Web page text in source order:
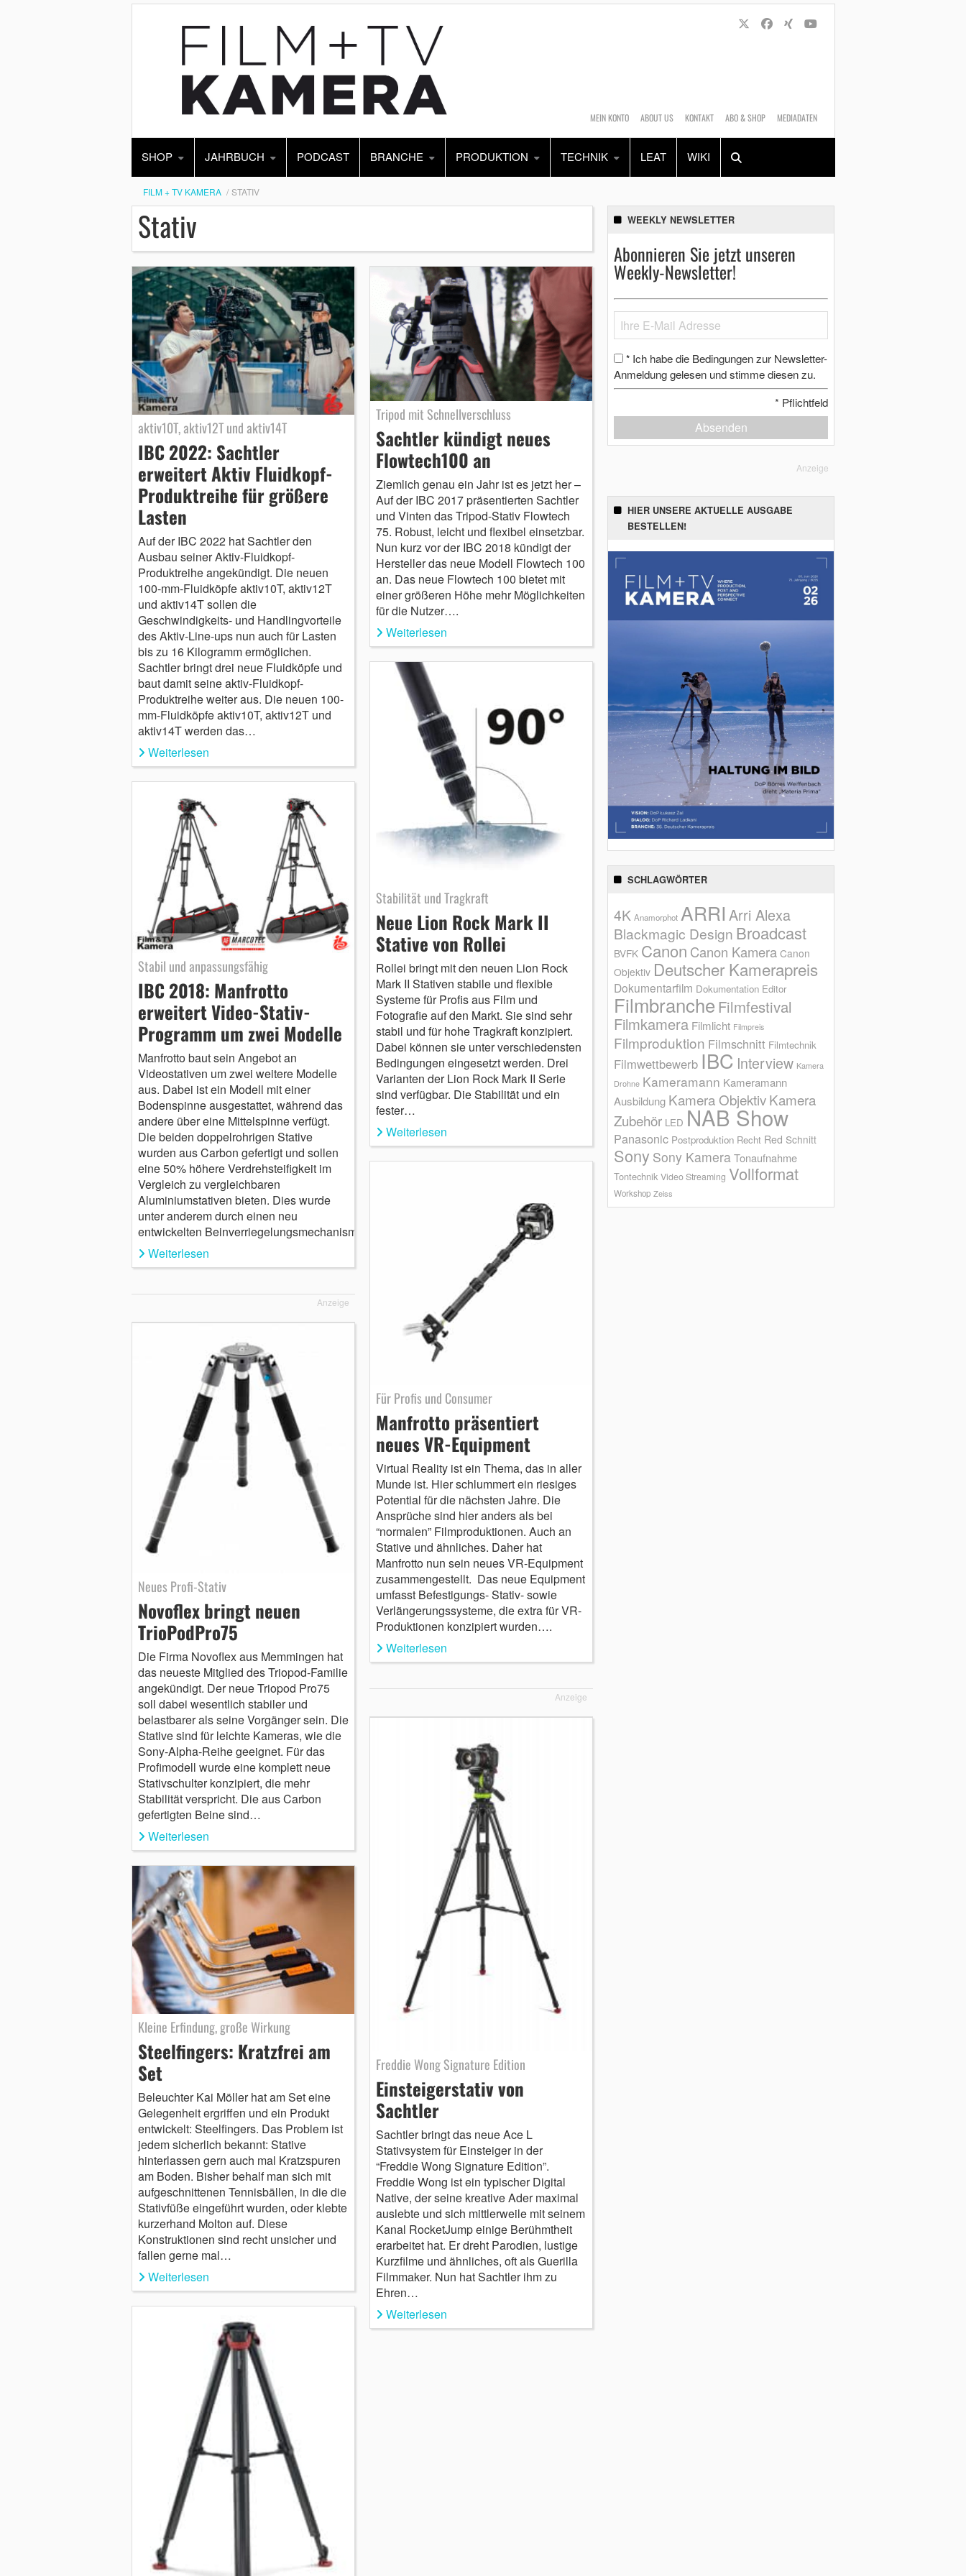
MEIN KONTO ABOUT US KONTAKT ABO & SHOP MEDIADATEN
SHOP JAHRBUCH PODCAST BRANCHE PRODUKTION TECHNIK LEAT WIKI
Alles Shop
FILM + TV KAMERA STATIV
Stativ
aktiv10T, aktiv12T und aktiv14T
IBC 2022: Sachtler
erweitert Aktiv Fluidkopf-
Produktreihe für größere
Lasten
Auf der IBC 2022 hat Sachtler den
Ausbau seiner Aktiv-Fluidkopf-
Produktreihe angekündigt. Die neuen
100-mm-Fluidköpfe aktiv10T, aktiv12T
und aktiv14T sollen die
Geschwindigkeits- und Handlingvorteile
des Aktiv-Line-ups nun auch für Lasten
bis zu 16 Kilogramm ermöglichen.
Sachtler bringt drei neue Fluidköpfe und
baut damit seine aktiv-Fluidkopf-
Produktreihe weiter aus. Die neuen 100-
mm-Fluidköpfe aktiv10T, aktiv12T und
aktiv14T werden das…
Weiterlesen
Stabil und anpassungsfähig
IBC 2018: Manfrotto
erweitert Video-Stativ-
Programm um zwei Modelle
Manfrotto baut sein Angebot an
Videostativen um zwei weitere Modelle
aus. Dabei ist ein Modell mit einer
Bodenspinne ausgestattet, während das
andere über eine Mittelspinne verfügt.
Die beiden doppelrohrigen Stative
wurden aus Carbon gefertigt und sollen
eine 50% höhere Verdrehsteifigkeit im
Vergleich zu vergleichbaren
Aluminiumstativen bieten. Dies wurde
unter anderem durch einen neu
entwickelten Beinverriegelungsmechanismus…
Weiterlesen
Tripod mit Schnellverschluss
Sachtler kündigt neues
Flowtech100 an
Ziemlich genau ein Jahr ist es jetzt her –
Auf der IBC 2017 präsentierten Sachtler
und Vinten das Tripod-Stativ Flowtech
75. Robust, leicht und flexibel einsetzbar.
Nun kurz vor der IBC 2018 kündigt der
Hersteller das neue Modell Flowtech 100
an. Das neue Flowtech 100 bietet mit
einer größeren Höhe mehr Möglichkeiten
für die Nutzer….
Weiterlesen
Anzeige
Stabilität und Tragkraft
Neue Lion Rock Mark II
Stative von Rollei
Rollei bringt mit den neuen Lion Rock
Mark II Stativen stabile und flexible
Systeme für Profis aus Film und
Fotografie auf den Markt. Sie sind sehr
stabil und für hohe Tragkraft konzipiert.
Dabei können sie unter verschiedensten
Bedingungen eingesetzt werden. Drei
Varianten der Lion Rock Mark II Serie
sind verfügbar. Die Stabilität und ein
fester…
Weiterlesen
Neues Profi-Stativ
Novoflex bringt neuen
TrioPodPro75
Die Firma Novoflex aus Memmingen hat
das neueste Mitglied des Triopod-Familie
angekündigt. Der neue Triopod Pro75
soll dabei wesentlich stabiler und
belastbarer als seine Vorgänger sein. Die
Stative sind für leichte Kameras, wie die
Sony-Alpha-Reihe geeignet. Für das
Profimodell wurde eine komplett neue
Stativschulter konzipiert, die mehr
Stabilität verspricht. Die aus Carbon
gefertigten Beine sind…
Weiterlesen
Für Profis und Consumer
Manfrotto präsentiert
neues VR-Equipment
Virtual Reality ist ein Thema, das in aller
Munde ist. Hier schlummert ein riesiges
Potential für die nächsten Jahre. Die
Ansprüche sind hier anders als bei
“normalen” Filmproduktionen. Auch an
Stative und ähnliches. Daher hat
Manfrotto nun sein neues VR-Equipment
zusammengestellt. Das neue Equipment
umfasst Befestigungs- Stativ- sowie
Verlängerungssysteme, die extra für VR-
Produktionen konzipiert wurden….
Weiterlesen
Kleine Erfindung, große Wirkung
Steelfingers: Kratzfrei am
Set
Beleuchter Kai Möller hat am Set eine
Gelegenheit ergriffen und ein Produkt
entwickelt: Steelfingers. Das Problem ist
jedem sicherlich bekannt: Stative
hinterlassen gern auch mal Kratzspuren
am Boden. Bisher behalf man sich mit
aufgeschnittenen Tennisbällen, in die die
Stativfüße eingeführt wurden, oder klebte
kurzerhand Molton auf. Diese
Konstruktionen sind recht unsicher und
fallen gerne mal…
Weiterlesen
Anzeige
Freddie Wong Signature Edition
Einsteigerstativ von
Sachtler
Sachtler bringt das neue Ace L
Stativsystem für Einsteiger in der
“Freddie Wong Signature Edition”.
Freddie Wong ist ein typischer Digital
Native, der seine kreative Ader maximal
auslebte und sich mittlerweile mit seinem
Kanal RocketJump einige Berühmtheit
erarbeitet hat. Er dreht Parodien, lustige
Kurzfilme und ähnliches, oft als Guerilla
Filmmaker. Nun hat Sachtler ihm zu
Ehren…
Weiterlesen
WEEKLY NEWSLETTER
Abonnieren Sie jetzt unseren
Weekly-Newsletter!
* Ich habe die Bedingungen zur Newsletter-
Anmeldung gelesen und stimme diesen zu.
* Pflichtfeld
Absenden
Anzeige
HIER UNSERE AKTUELLE AUSGABE
BESTELLEN!
SCHLAGWÖRTER
4K Anamorphot ARRI Arri Alexa
Blackmagic Design Broadcast
BVFK Canon Canon Kamera Canon
Objektiv Deutscher Kamerapreis
Dokumentarfilm Dokumentation Editor
Filmbranche Filmfestival
Filmkamera Filmlicht Filmpreis
Filmproduktion Filmschnitt Filmtechnik
Filmwettbewerb IBC Interview Kamera
Drohne Kameramann Kameramann
Ausbildung Kamera ObjektivKamera
Zubehör LED NAB Show
Panasonic Postproduktion Recht Red Schnitt
Sony Sony KameraTonaufnahme
Tontechnik Video Streaming Vollformat
Workshop Zeiss